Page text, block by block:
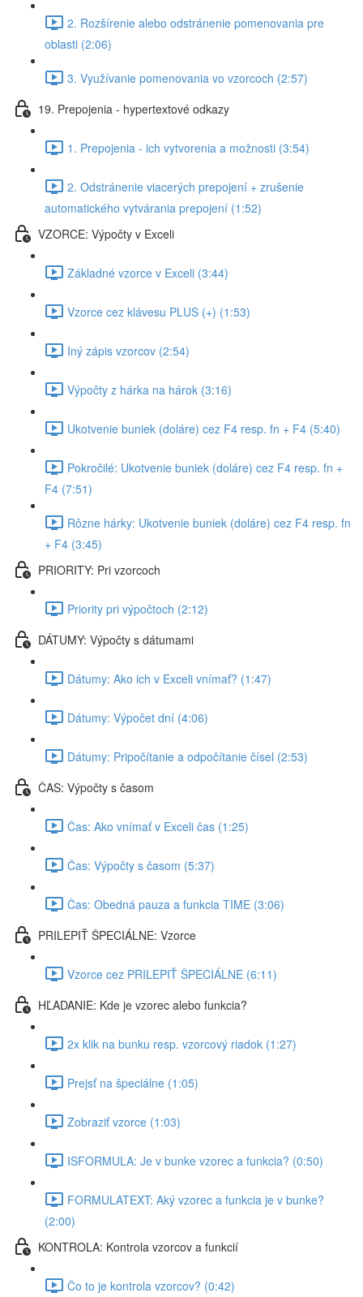
2. Rozšírenie alebo odstránenie pomenovania pre
oblasti (2:06)
3. Využívanie pomenovania vo vzorcoch (2:57)
19. Prepojenia - hypertextové odkazy
1. Prepojenia - ich vytvorenia a možnosti (3:54)
2. Odstránenie viacerých prepojení + zrušenie
automatického vytvárania prepojení (1:52)
VZORCE: Výpočty v Exceli
Základné vzorce v Exceli (3:44)
Vzorce cez klávesu PLUS (+) (1:53)
Iný zápis vzorcov (2:54)
Výpočty z hárka na hárok (3:16)
Ukotvenie buniek (doláre) cez F4 resp. fn + F4 (5:40)
Pokročilé: Ukotvenie buniek (doláre) cez F4 resp. fn +
F4 (7:51)
Rôzne hárky: Ukotvenie buniek (doláre) cez F4 resp. fn
+ F4 (3:45)
PRIORITY: Pri vzorcoch
Priority pri výpočtoch (2:12)
DÁTUMY: Výpočty s dátumami
Dátumy: Ako ich v Exceli vnímať? (1:47)
Dátumy: Výpočet dní (4:06)
Dátumy: Pripočítanie a odpočítanie čísel (2:53)
ČAS: Výpočty s časom
Čas: Ako vnímať v Exceli čas (1:25)
Čas: Výpočty s časom (5:37)
Čas: Obedná pauza a funkcia TIME (3:06)
PRILEPIŤ ŠPECIÁLNE: Vzorce
Vzorce cez PRILEPIŤ ŠPECIÁLNE (6:11)
HĽADANIE: Kde je vzorec alebo funkcia?
2x klik na bunku resp. vzorcový riadok (1:27)
Prejsť na špeciálne (1:05)
Zobraziť vzorce (1:03)
ISFORMULA: Je v bunke vzorec a funkcia? (0:50)
FORMULATEXT: Aký vzorec a funkcia je v bunke?
(2:00)
KONTROLA: Kontrola vzorcov a funkcií
Čo to je kontrola vzorcov? (0:42)